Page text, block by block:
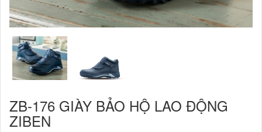
ZB-176 GIÀY BẢO HỘ LAO ĐỘNG
ZIBEN